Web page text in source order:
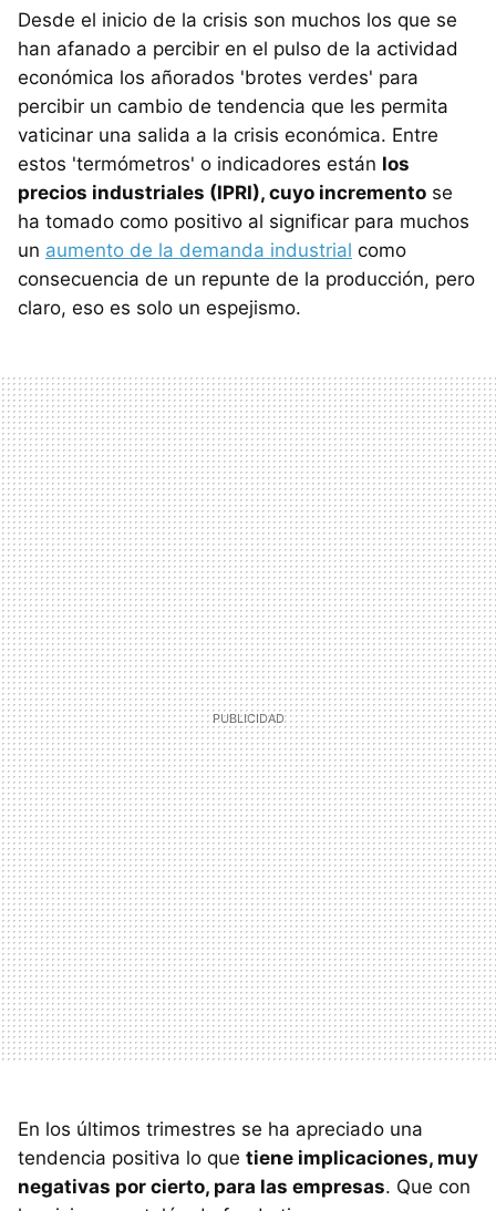
Desde el inicio de la crisis son muchos los que se
han afanado a percibir en el pulso de la actividad
económica los añorados 'brotes verdes' para
percibir un cambio de tendencia que les permita
vaticinar una salida a la crisis económica. Entre
estos 'termómetros' o indicadores están los
precios industriales (IPRI), cuyo incremento se
ha tomado como positivo al significar para muchos
un aumento de la demanda industrial como
consecuencia de un repunte de la producción, pero
claro, eso es solo un espejismo.
En los últimos trimestres se ha apreciado una
tendencia positiva lo que tiene implicaciones, muy
negativas por cierto, para las empresas. Que con